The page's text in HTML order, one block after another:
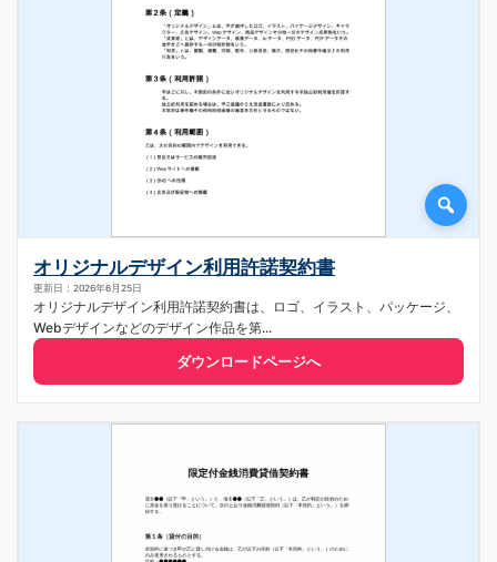
オリジナルデザイン利用許諾契約書
更新日：2026年6月25日
オリジナルデザイン利用許諾契約書は、ロゴ、イラスト、パッケージ、
Webデザインなどのデザイン作品を第...
ダウンロードページへ